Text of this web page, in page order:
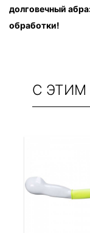
долговечный
обработки!
С